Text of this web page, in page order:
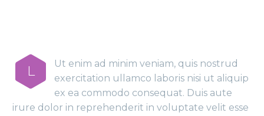
L
Ut enim ad minim veniam, quis nostrud
exercitation ullamco laboris nisi ut aliquip
ex ea commodo consequat. Duis aute
irure dolor in reprehenderit in voluptate velit esse